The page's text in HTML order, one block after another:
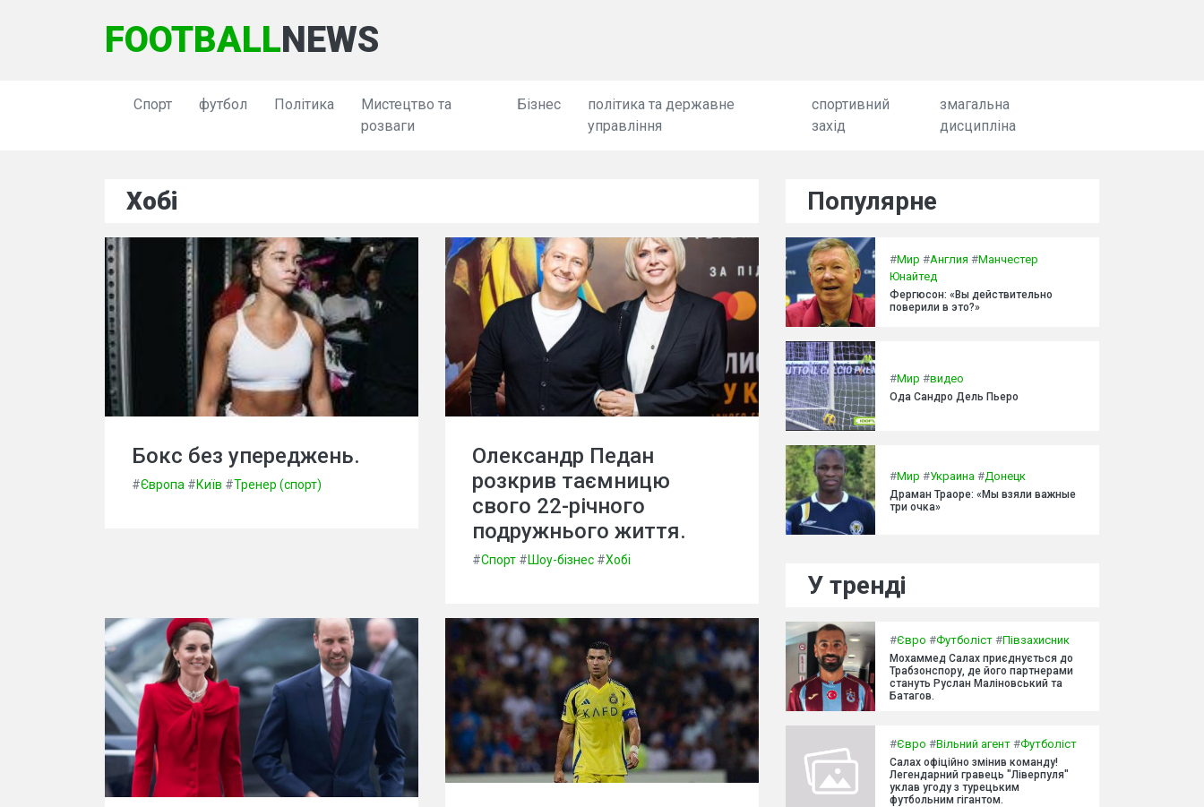
FOOTBALLNEWS
Спорт футбол Політика
Мистецтво та
розваги
Бізнес
політика та державне
управління
спортивний
захід
змагальна
дисципліна
Хобі
Бокс без упереджень.
#Європа #Київ #Тренер (спорт)
Олександр Педан
розкрив таємницю
свого 22-річного
подружнього життя.
#Спорт #Шоу-бізнес #Хобі
Популярне
#Мир #Англия #Манчестер
Юнайтед
Фергюсон: «Вы действительно
поверили в это?»
#Мир #видео
Ода Сандро Дель Пьеро
#Мир #Украина #Донецк
Драман Траоре: «Мы взяли важные
три очка»
У тренді
#Євро #Футболіст #Півзахисник
Мохаммед Салах приєднується до
Трабзонспору, де його партнерами
стануть Руслан Маліновський та
Батагов.
#Євро #Вільний агент #Футболіст
Салах офіційно змінив команду!
Легендарний гравець "Ліверпуля"
уклав угоду з турецьким
футбольним гігантом.